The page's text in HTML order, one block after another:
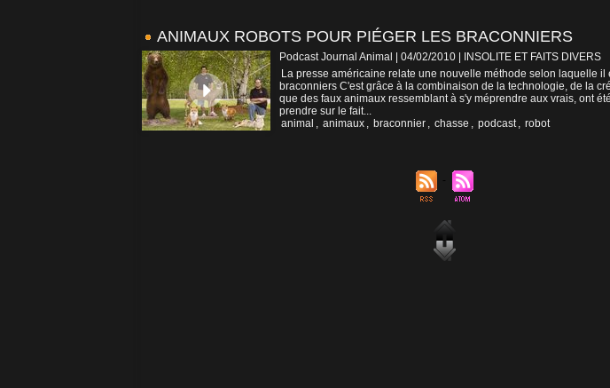
ANIMAUX ROBOTS POUR PIÉGER LES BRACONNIERS
Podcast Journal Animal | 04/02/2010
INSOLITE ET FAITS DIVERS
La presse américaine relate une nouvelle méthode selon laquelle
braconniers C'est grâce à la combinaison de la technologie, de la
que des faux animaux ressemblant à s'y méprendre aux vrais, ont
prendre sur le fait...
animal , animaux , braconnier , chasse , podcast , robot